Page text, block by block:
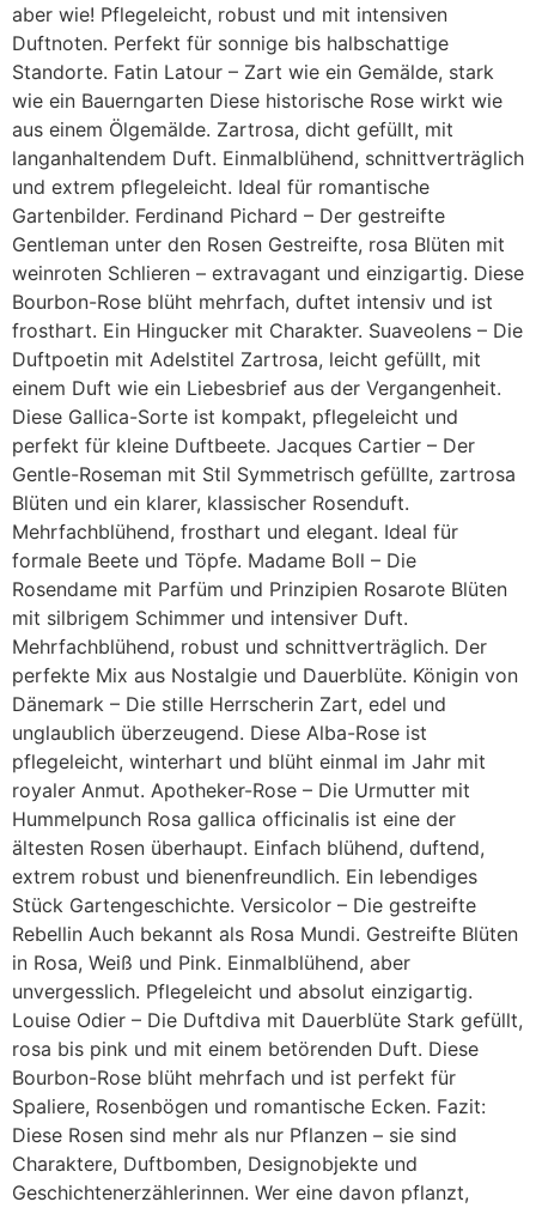
aber wie! Pflegeleicht, robust und mit intensiven
Duftnoten. Perfekt für sonnige bis halbschattige
Standorte. Fatin Latour – Zart wie ein Gemälde, stark
wie ein Bauerngarten Diese historische Rose wirkt wie
aus einem Ölgemälde. Zartrosa, dicht gefüllt, mit
langanhaltendem Duft. Einmalblühend, schnittverträglich
und extrem pflegeleicht. Ideal für romantische
Gartenbilder. Ferdinand Pichard – Der gestreifte
Gentleman unter den Rosen Gestreifte, rosa Blüten mit
weinroten Schlieren – extravagant und einzigartig. Diese
Bourbon-Rose blüht mehrfach, duftet intensiv und ist
frosthart. Ein Hingucker mit Charakter. Suaveolens – Die
Duftpoetin mit Adelstitel Zartrosa, leicht gefüllt, mit
einem Duft wie ein Liebesbrief aus der Vergangenheit.
Diese Gallica-Sorte ist kompakt, pflegeleicht und
perfekt für kleine Duftbeete. Jacques Cartier – Der
Gentle-Roseman mit Stil Symmetrisch gefüllte, zartrosa
Blüten und ein klarer, klassischer Rosenduft.
Mehrfachblühend, frosthart und elegant. Ideal für
formale Beete und Töpfe. Madame Boll – Die
Rosendame mit Parfüm und Prinzipien Rosarote Blüten
mit silbrigem Schimmer und intensiver Duft.
Mehrfachblühend, robust und schnittverträglich. Der
perfekte Mix aus Nostalgie und Dauerblüte. Königin von
Dänemark – Die stille Herrscherin Zart, edel und
unglaublich überzeugend. Diese Alba-Rose ist
pflegeleicht, winterhart und blüht einmal im Jahr mit
royaler Anmut. Apotheker-Rose – Die Urmutter mit
Hummelpunch Rosa gallica officinalis ist eine der
ältesten Rosen überhaupt. Einfach blühend, duftend,
extrem robust und bienenfreundlich. Ein lebendiges
Stück Gartengeschichte. Versicolor – Die gestreifte
Rebellin Auch bekannt als Rosa Mundi. Gestreifte Blüten
in Rosa, Weiß und Pink. Einmalblühend, aber
unvergesslich. Pflegeleicht und absolut einzigartig.
Louise Odier – Die Duftdiva mit Dauerblüte Stark gefüllt,
rosa bis pink und mit einem betörenden Duft. Diese
Bourbon-Rose blüht mehrfach und ist perfekt für
Spaliere, Rosenbögen und romantische Ecken. Fazit:
Diese Rosen sind mehr als nur Pflanzen – sie sind
Charaktere, Duftbomben, Designobjekte und
Geschichtenerzählerinnen. Wer eine davon pflanzt,